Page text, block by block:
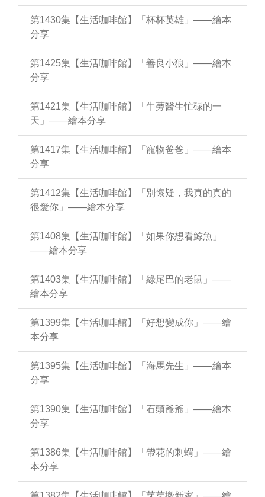
第1430集【生活咖啡館】「杯杯英雄」——繪本
分享
第1425集【生活咖啡館】「善良小狼」——繪本
分享
第1421集【生活咖啡館】「牛蒡醫生忙碌的一
天」——繪本分享
第1417集【生活咖啡館】「寵物爸爸」——繪本
分享
第1412集【生活咖啡館】「別懷疑，我真的真的
很愛你」——繪本分享
第1408集【生活咖啡館】「如果你想看鯨魚」
——繪本分享
第1403集【生活咖啡館】「綠尾巴的老鼠」——
繪本分享
第1399集【生活咖啡館】「好想變成你」——繪
本分享
第1395集【生活咖啡館】「海馬先生」——繪本
分享
第1390集【生活咖啡館】「石頭爺爺」——繪本
分享
第1386集【生活咖啡館】「帶花的刺蝟」——繪
本分享